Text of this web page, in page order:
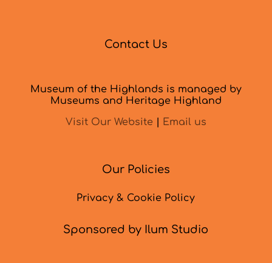
Contact Us
Museum of the Highlands is managed by
Museums and Heritage Highland
Visit Our Website
Email us
Our Policies
Privacy & Cookie Policy
Sponsored by Ilum Studio